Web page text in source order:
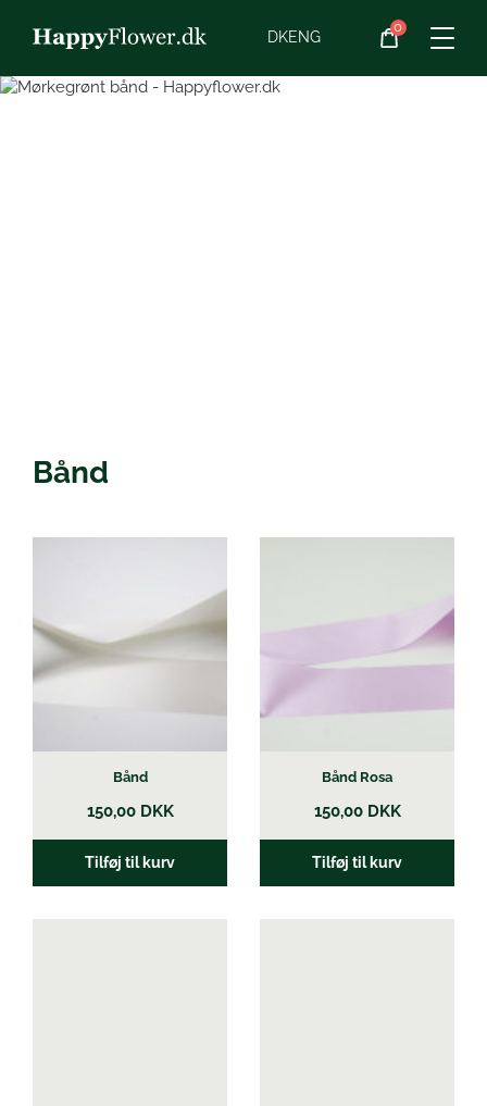
Blomster
DKENG
0
Bånd
Bånd
150,00 DKK
Tilføj til kurv
Bånd Rosa
150,00 DKK
Tilføj til kurv